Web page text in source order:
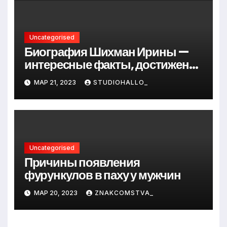
Uncategorised
Биография Шихман Ирины —
интересные факты, достижения
и путь к успеху
МАР 21, 2023 STUDIOHALLO_
Uncategorised
Причины появления
фурункулов в паху у мужчин
МАР 20, 2023 ZNAKCOMSTVA_